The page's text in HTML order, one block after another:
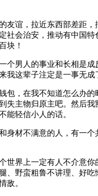
友谊，拉近东西部差距，
社会治安，推动有中国特
块！
个男人的事业和长相是成
我这辈子注定是一事无成
包，在我不知道怎么办的
失主物归原主吧。然后我
能轻信小人的话。
身材不满意的人，有一个
世界上一定有人不介意你
、野蛮粗鲁不讲理、好吃
敌。